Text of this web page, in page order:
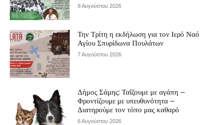
8 Αυγούστου 2026
Την Τρίτη η εκδήλωση για τον Ιερό Ναό
Αγίου Σπυρίδωνα Πουλάτων
7 Αυγούστου 2026
Δήμος Σάμης: Ταΐζουμε με αγάπη –
Φροντίζουμε με υπευθυνότητα –
Διατηρούμε τον τόπο μας καθαρό
6 Αυγούστου 2026